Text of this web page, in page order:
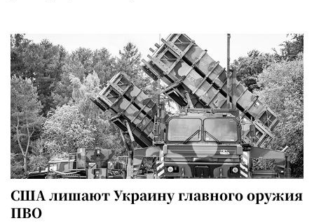
США лишают Украину главного оружия
ПВО